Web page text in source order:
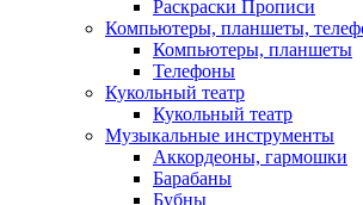
Раскраски Прописи
Компьютеры, планшеты,
Компьютеры, планшеты
Телефоны
Кукольный театр
Кукольный театр
Музыкальные инструменты
Аккордеоны, гармошки
Барабаны
Бубны